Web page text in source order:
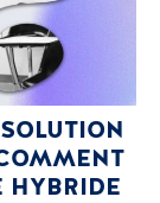
HYBRIDE